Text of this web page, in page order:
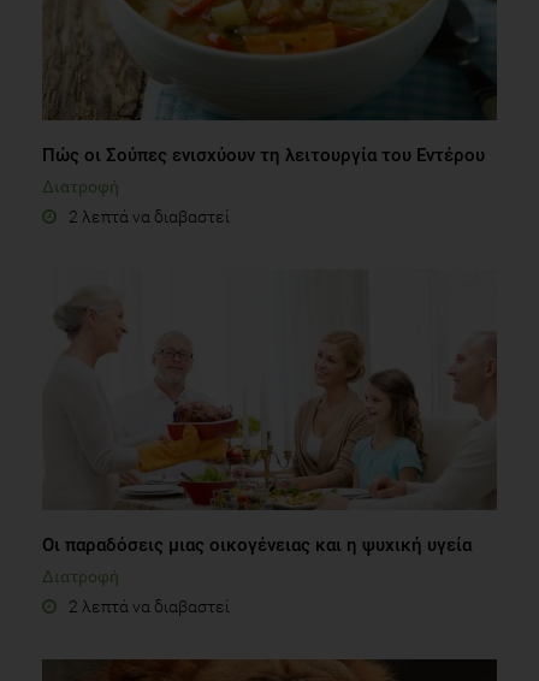
Πώς οι Σούπες ενισχύουν τη λειτουργία του Εντέρου
Διατροφή
2 λεπτά να διαβαστεί
Οι παραδόσεις μιας οικογένειας και η ψυχική υγεία
Διατροφή
2 λεπτά να διαβαστεί